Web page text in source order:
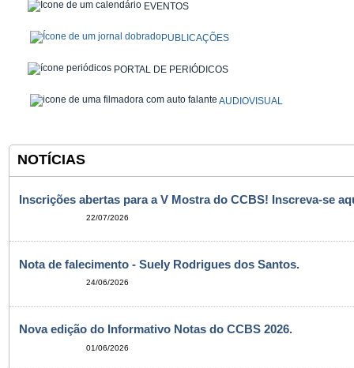
EVENTOS
PUBLICAÇÕES
PORTAL DE PERIÓDICOS
AUDIOVISUAL
NOTÍCIAS
Inscrições abertas para a V Mostra do CCBS! Inscreva-se
22/07/2026
Nota de falecimento - Suely Rodrigues dos Santos.
24/06/2026
Nova edição do Informativo Notas do CCBS 2026.
01/06/2026